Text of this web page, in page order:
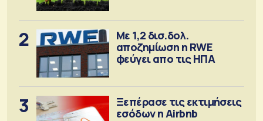
2
Με 1,2 δισ.δολ.
αποζημίωση η RWE
φεύγει απο τις ΗΠΑ
3
Ξεπέρασε τις εκτιμήσεις
εσόδων η Airbnb